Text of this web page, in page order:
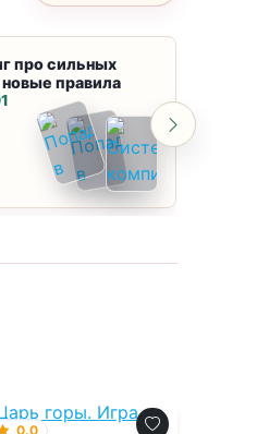
про сильных
правила
0.0